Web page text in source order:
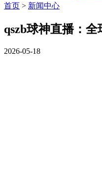
首页 > 新闻中心
qszb球神直播：
2026-05-18